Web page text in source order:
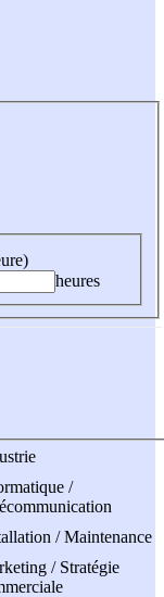
heures
/
/ Maintenance
/ Stratégie